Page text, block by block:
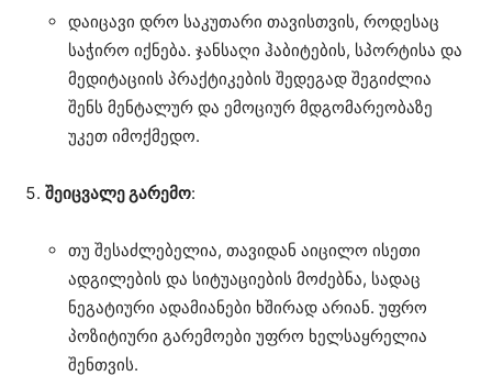
დაიცავი დრო საკუთარი თავისთვის, როდესაც
საჭირო იქნება. ჯანსაღი ჰაბიტების, სპორტისა და
მედიტაციის პრაქტიკების შედეგად შეგიძლია
შენს მენტალურ და ემოციურ მდგომარეობაზე
უკეთ იმოქმედო.
შეიცვალე გარემო:
თუ შესაძლებელია, თავიდან აიცილო ისეთი
ადგილების და სიტუაციების მოძებნა, სადაც
ნეგატიური ადამიანები ხშირად არიან. უფრო
პოზიტიური გარემოები უფრო ხელსაყრელია
შენთვის.